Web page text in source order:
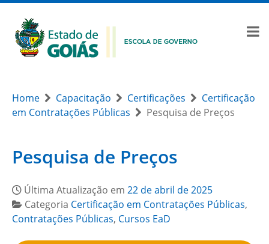
Home Capacitação Certificações
Certificação
em Contratações Públicas
Pesquisa de Preços
Pesquisa de Preços
Última Atualização em 22 de abril de 2025
Categoria Certificação em Contratações Públicas,
Contratações Públicas, Cursos EaD